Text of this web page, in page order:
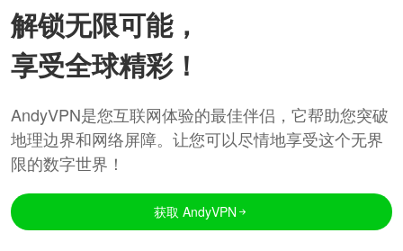
解锁无限可能，
享受全球精彩！
AndyVPN是您互联网体验的最佳伴侣，它帮助您突破
地理边界和网络屏障。让您可以尽情地享受这个无界
限的数字世界！
获取 AndyVPN